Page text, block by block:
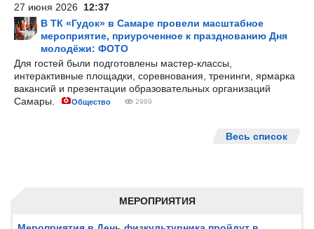
МЕРОПРИЯТИЯ
27 июня 2026 12:37
В ТК «Гудок» в Самаре провели масштабное
мероприятие, приуроченное к празднованию Дня
молодёжи: ФОТО
Для гостей были подготовлены мастер-классы,
интерактивные площадки, соревнования, тренинги, ярмарка
вакансий и презентации образовательных организаций
Самары.
Общество 2989
Весь список